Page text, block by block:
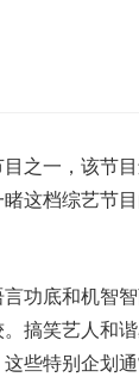
之一，该节
这档综艺节
功底和机智
搞笑艺人和
些特别企划